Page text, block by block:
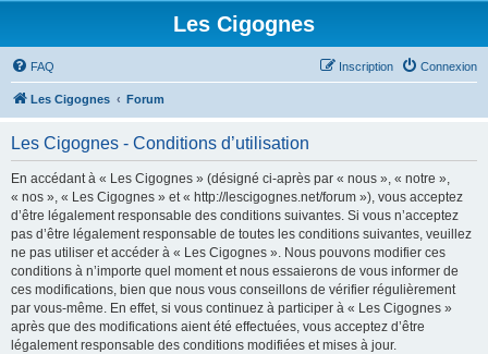
Les Cigognes
FAQ Connexion
Inscription
Les Cigognes Forum
Les Cigognes - Conditions d’utilisation
En accédant à « Les Cigognes » (désigné ci-après par « nous », « notre »,
« nos », « Les Cigognes » et « http://lescigognes.net/forum »), vous acceptez
d’être légalement responsable des conditions suivantes. Si vous n’acceptez
pas d’être légalement responsable de toutes les conditions suivantes, veuillez
ne pas utiliser et accéder à « Les Cigognes ». Nous pouvons modifier ces
conditions à n’importe quel moment et nous essaierons de vous informer de
ces modifications, bien que nous vous conseillons de vérifier régulièrement
par vous-même. En effet, si vous continuez à participer à « Les Cigognes »
après que des modifications aient été effectuées, vous acceptez d’être
légalement responsable des conditions modifiées et mises à jour.